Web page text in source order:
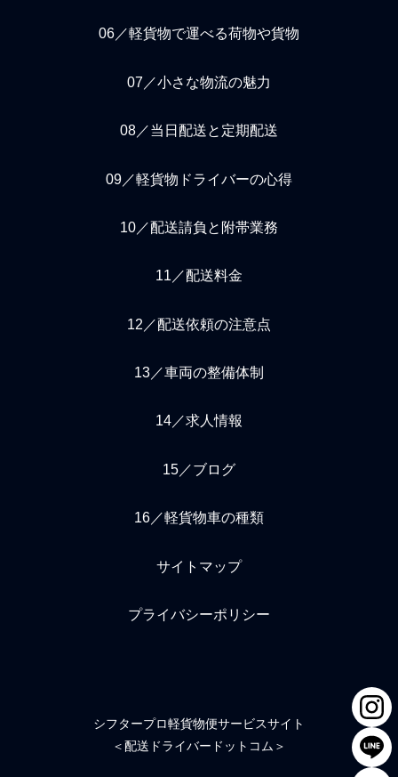
06／軽貨物で運べる荷物や貨物
07／小さな物流の魅力
08／当日配送と定期配送
09／軽貨物ドライバーの心得
10／配送請負と附帯業務
11／配送料金
12／配送依頼の注意点
13／車両の整備体制
14／求人情報
15／ブログ
16／軽貨物車の種類
サイトマップ
プライバシーポリシー
シフタープロ軽貨物便サービスサイト
＜配送ドライバードットコム＞